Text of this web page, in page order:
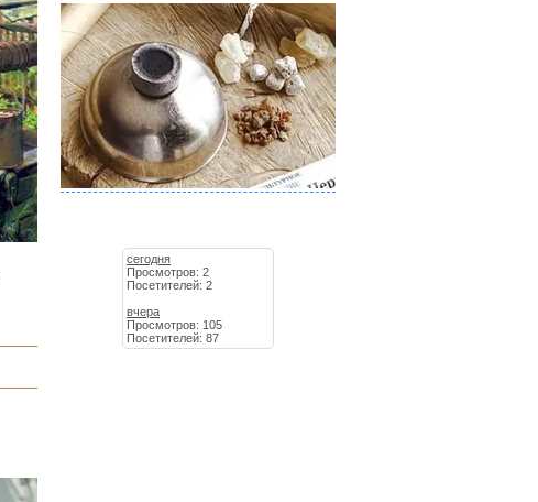
сегодня
Просмотров: 2
Посетителей: 2
вчера
Просмотров: 105
Посетителей: 87